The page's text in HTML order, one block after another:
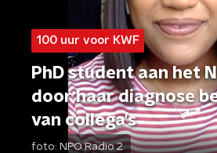
100 uur voor KWF
PhD student aan het
door haar diagnose
van collega’s
foto: NPO Radio 2